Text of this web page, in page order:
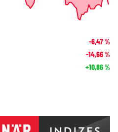
-6,47%
-14,66%
+10,86%